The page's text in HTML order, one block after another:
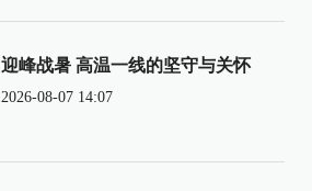
迎峰战暑 高温一线的坚守与关怀
2026-08-07 14:07